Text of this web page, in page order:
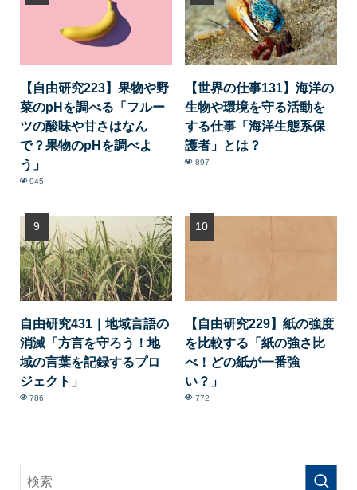
【自由研究223】果物や野
菜のpHを調べる「フルー
ツの酸味や甘さはなん
で？果物のpHを調べよ
う」
945
【世界の仕事131】海洋の
生物や環境を守る活動を
する仕事「海洋生態系保
護者」とは？
897
自由研究431｜地域言語の
消滅「方言を守ろう！地
域の言葉を記録するプロ
ジェクト」
786
【自由研究229】紙の強度
を比較する「紙の強さ比
べ！どの紙が一番強
い？」
772